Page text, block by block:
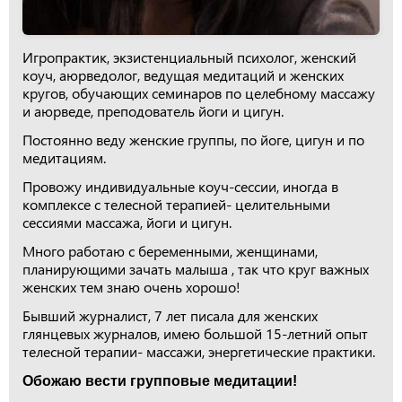
Игропрактик, экзистенциальный психолог, женский
коуч, аюрведолог, ведущая медитаций и женских
кругов, обучающих семинаров по целебному массажу
и аюрведе, преподователь йоги и цигун.
Постоянно веду женские группы, по йоге, цигун и по
медитациям.
Провожу индивидуальные коуч-сессии, иногда в
комплексе с телесной терапией- целительными
сессиями массажа, йоги и цигун.
Много работаю с беременными, женщинами,
планирующими зачать малыша , так что круг важных
женских тем знаю очень хорошо!
Бывший журналист, 7 лет писала для женских
глянцевых журналов, имею большой 15-летний опыт
телесной терапии- массажи, энергетические практики.
Обожаю вести групповые медитации!